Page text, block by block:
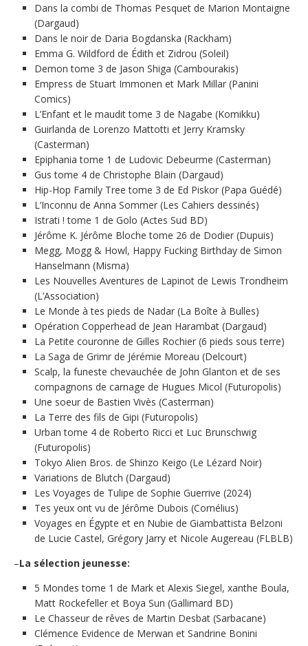
Dans la combi de Thomas Pesquet de Marion Montaigne
(Dargaud)
Dans le noir de Daria Bogdanska (Rackham)
Emma G. Wildford de Édith et Zidrou (Soleil)
Demon tome 3 de Jason Shiga (Cambourakis)
Empress de Stuart Immonen et Mark Millar (Panini
Comics)
L’Enfant et le maudit tome 3 de Nagabe (Komikku)
Guirlanda de Lorenzo Mattotti et Jerry Kramsky
(Casterman)
Epiphania tome 1 de Ludovic Debeurme (Casterman)
Gus tome 4 de Christophe Blain (Dargaud)
Hip-Hop Family Tree tome 3 de Ed Piskor (Papa Guédé)
L’Inconnu de Anna Sommer (Les Cahiers dessinés)
Istrati ! tome 1 de Golo (Actes Sud BD)
Jérôme K. Jérôme Bloche tome 26 de Dodier (Dupuis)
Megg, Mogg & Howl, Happy Fucking Birthday de Simon
Hanselmann (Misma)
Les Nouvelles Aventures de Lapinot de Lewis Trondheim
(L’Association)
Le Monde à tes pieds de Nadar (La Boîte à Bulles)
Opération Copperhead de Jean Harambat (Dargaud)
La Petite couronne de Gilles Rochier (6 pieds sous terre)
La Saga de Grimr de Jérémie Moreau (Delcourt)
Scalp, la funeste chevauchée de John Glanton et de ses
compagnons de carnage de Hugues Micol (Futuropolis)
Une soeur de Bastien Vivès (Casterman)
La Terre des fils de Gipi (Futuropolis)
Urban tome 4 de Roberto Ricci et Luc Brunschwig
(Futuropolis)
Tokyo Alien Bros. de Shinzo Keigo (Le Lézard Noir)
Variations de Blutch (Dargaud)
Les Voyages de Tulipe de Sophie Guerrive (2024)
Tes yeux ont vu de Jérôme Dubois (Cornélius)
Voyages en Égypte et en Nubie de Giambattista Belzoni
de Lucie Castel, Grégory Jarry et Nicole Augereau (FLBLB)
–La sélection jeunesse:
5 Mondes tome 1 de Mark et Alexis Siegel, xanthe Boula,
Matt Rockefeller et Boya Sun (Gallimard BD)
Le Chasseur de rêves de Martin Desbat (Sarbacane)
Clémence Evidence de Merwan et Sandrine Bonini